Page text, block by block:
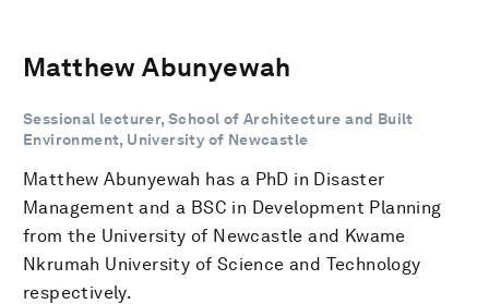
Matthew Abunyewah
Sessional lecturer, School of Architecture and Built
Environment, University of Newcastle
Matthew Abunyewah has a PhD in Disaster
Management and a BSC in Development Planning
from the University of Newcastle and Kwame
Nkrumah University of Science and Technology
respectively.